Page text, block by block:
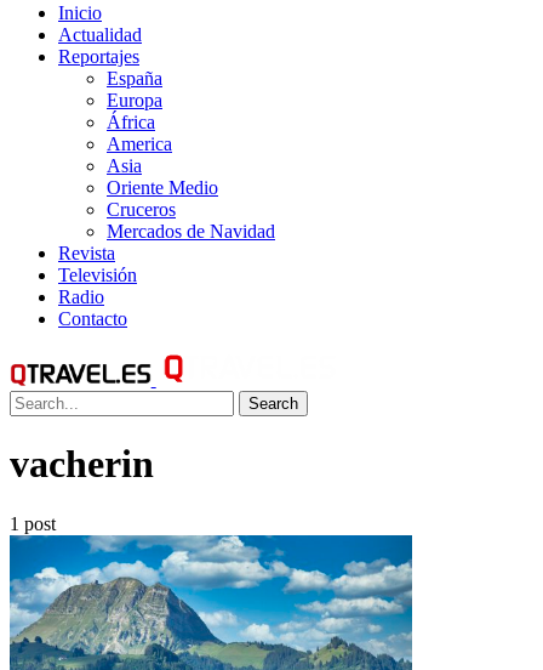
Inicio
Actualidad
Reportajes
España
Europa
África
America
Asia
Oriente Medio
Cruceros
Mercados de Navidad
Revista
Televisión
Radio
Contacto
Search
vacherin
1 post